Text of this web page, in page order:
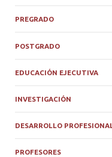
PREGRADO
POSTGRADO
EDUCACIÓN EJECUTIVA
INVESTIGACIÓN
DESARROLLO
PROFESORES